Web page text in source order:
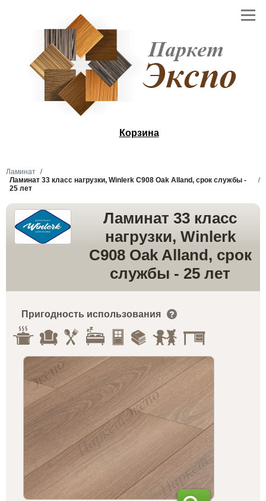
Корзина
Ламинат
Ламинат 33 класс нагрузки, Winlerk C908 Oak Alland, срок службы -
25 лет
Ламинат 33 класс
нагрузки, Winlerk
C908 Oak Alland, срок
службы - 25 лет
Пригодность использования